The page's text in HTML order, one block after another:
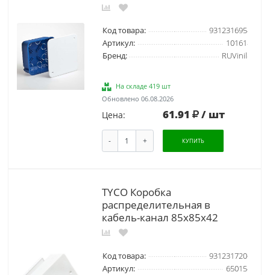
Код товара:
931231695
Артикул:
10161
Бренд:
RUVinil
На складе 419 шт
Обновлено 06.08.2026
Цена: 61.91 / шт
- + КУПИТЬ
TYCO Коробка
распределительная в
кабель-канал 85х85х42
Код товара:
931231720
Артикул:
65015